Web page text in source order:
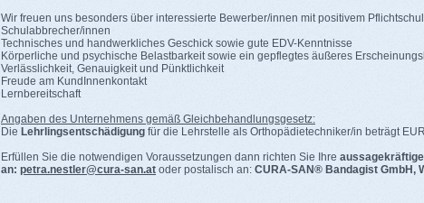
Wir freuen uns besonders über interessierte Bewerber/innen mit positivem
Schulabbrecher/innen
Technisches und handwerkliches Geschick sowie gute EDV-Kenntnisse
Körperliche und psychische Belastbarkeit sowie ein gepflegtes äußeres
Verlässlichkeit, Genauigkeit und Pünktlichkeit
Freude am KundInnenkontakt
Lernbereitschaft
Angaben des Unternehmens gemäß Gleichbehandlungsgesetz:
Die Lehrlingsentschädigung für die Lehrstelle als Orthopädietechniker/in beträgt
Erfüllen Sie die notwendigen Voraussetzungen dann richten Sie Ihre
an: petra.nestler@cura-san.at oder postalisch an: CURA-SAN® Bandagist GmbH,